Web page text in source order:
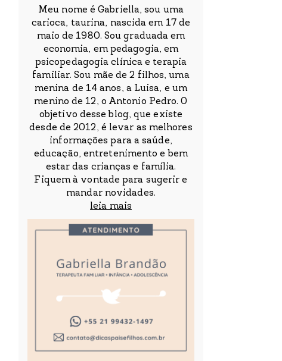
Meu nome é Gabriella, sou uma
carioca, taurina, nascida em 17 de
maio de 1980. Sou graduada em
economia, em pedagogia, em
psicopedagogia clínica e terapia
familiar. Sou mãe de 2 filhos, uma
menina de 14 anos, a Luisa, e um
menino de 12, o Antonio Pedro. O
objetivo desse blog, que existe
desde de 2012, é levar as melhores
informações para a saúde,
educação, entretenimento e bem
estar das crianças e família.
Fiquem à vontade para sugerir e
mandar novidades.
leia mais